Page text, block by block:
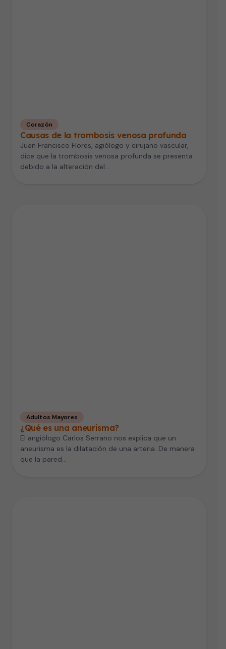
Corazón
Causas de la trombosis venosa profunda
Juan Francisco Flores, agiólogo y cirujano vascular,
dice que la trombosis venosa profunda se presenta
debido a la alteración del…
Adultos Mayores
¿Qué es una aneurisma?
El angiólogo Carlos Serrano nos explica que un
aneurisma es la dilatación de una arteria. De manera
que la pared…